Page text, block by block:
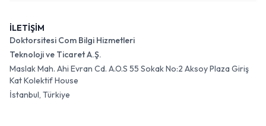
İLETİŞİM
Doktorsitesi Com Bilgi Hizmetleri
Teknoloji ve Ticaret A.Ş.
Maslak Mah. Ahi Evran Cd. A.O.S 55 Sokak No:2 Aksoy Plaza Giriş
Kat Kolektif House
İstanbul, Türkiye